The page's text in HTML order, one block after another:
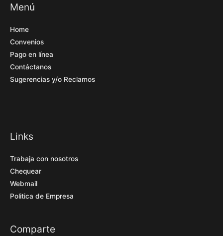
Menú
Home
Convenios
Pago en línea
Contáctanos
Sugerencias y/o Reclamos
Links
Trabaja con nosotros
Chequear
Webmail
Politica de Empresa
Comparte